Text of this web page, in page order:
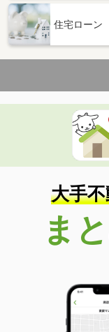
住宅ローン
大手
ま